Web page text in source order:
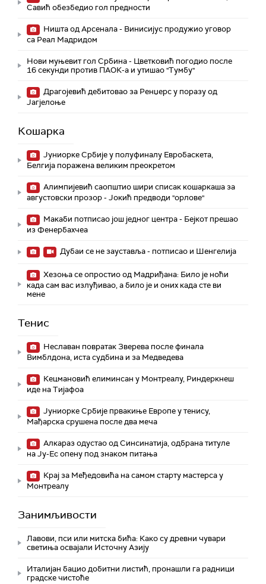
Савић обезбедио гол предности
Ништа од Арсенала - Винисијус продужио уговор
са Реал Мадридом
Нови муњевит гол Србина - Цветковић погодио после
16 секунди против ПАОК-а и утишао "Тумбу"
Драгојевић дебитовао за Ренџерс у поразу од
Јагјелоње
Кошарка
Јуниорке Србије у полуфиналу Евробаскета,
Белгија поражена великим преокретом
Алимпијевић саопштио шири списак кошаркаша за
августовски прозор - Јокић предводи "орлове"
Макаби потписао још једног центра - Бејкот прешао
из Фенербахчеа
Дубаи се не зауставља - потписао и Шенгелија
Хезоња се опростио од Мадриђана: Било је ноћи
када сам вас излуђивао, а било је и оних када сте ви
мене
Тенис
Неславан повратак Зверева после финала
Вимблдона, иста судбина и за Медведева
Кецмановић елиминсан у Монтреалу, Риндеркнеш
иде на Тијафоа
Јуниорке Србије првакиње Европе у тенису,
Мађарска срушена после два меча
Алкараз одустао од Синсинатија, одбрана титуле
на Ју-Ес опену под знаком питања
Крај за Међедовића на самом старту мастерса у
Монтреалу
Занимљивости
Лавови, пси или митска бића: Како су древни чувари
светиња освајали Источну Азију
Италијан бацио добитни листић, пронашли га радници
градске чистоће